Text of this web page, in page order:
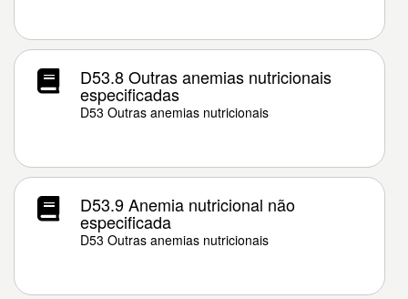
D53.8 Outras anemias nutricionais
especificadas
D53 Outras anemias nutricionais
D53.9 Anemia nutricional não
especificada
D53 Outras anemias nutricionais